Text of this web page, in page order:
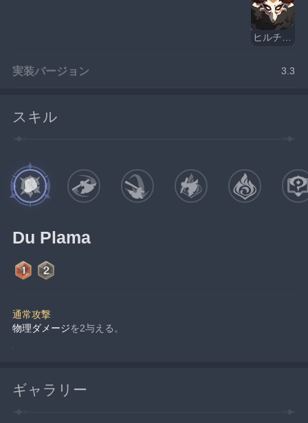
ヒルチャール暴徒・炎斧
実装バージョン 3.3
スキル
Du Plama
通常攻撃
物理ダメージを2与える。
ギャラリー